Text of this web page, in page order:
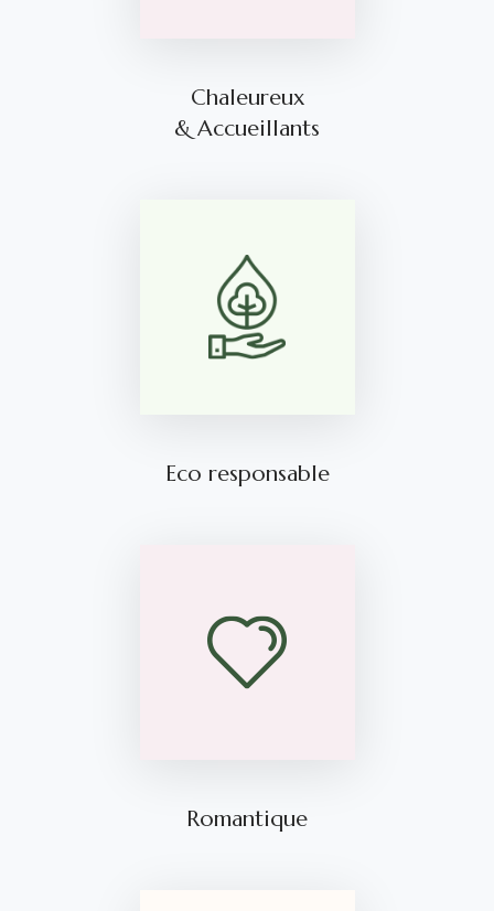
Chaleureux
& Accueillants
Eco responsable
Romantique